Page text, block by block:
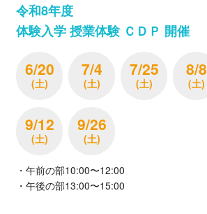
令和8年度
体験入学 授業体験 ＣＤＰ 開催
6/20
(土)
7/4
(土)
7/25
(土)
8/8
(土)
9/12
(土)
9/26
(土)
・午前の部10:00〜12:00
・午後の部13:00〜15:00